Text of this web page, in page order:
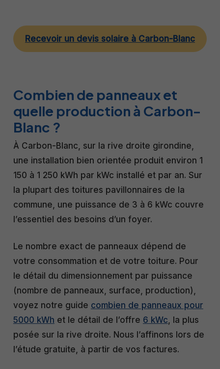
Recevoir un devis solaire à Carbon-Blanc
Combien de panneaux et
quelle production à Carbon-
Blanc ?
À Carbon-Blanc, sur la rive droite girondine,
une installation bien orientée produit environ 1
150 à 1 250 kWh par kWc installé et par an. Sur
la plupart des toitures pavillonnaires de la
commune, une puissance de 3 à 6 kWc couvre
l’essentiel des besoins d’un foyer.
Le nombre exact de panneaux dépend de
votre consommation et de votre toiture. Pour
le détail du dimensionnement par puissance
(nombre de panneaux, surface, production),
voyez notre guide combien de panneaux pour
5000 kWh et le détail de l’offre 6 kWc, la plus
posée sur la rive droite. Nous l’affinons lors de
l’étude gratuite, à partir de vos factures.